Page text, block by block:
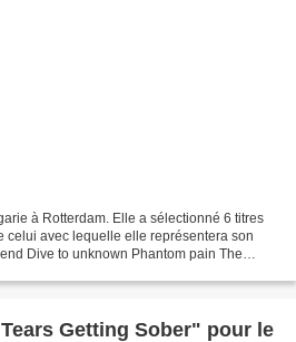
à Rotterdam. Elle a sélectionné 6 titres
celui avec lequelle elle représentera son
Dive to unknown Phantom pain The
Getting Sober" pour le